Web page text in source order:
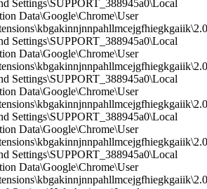
Settings\SUPPORT_388945a0\Local
Data\Google\Chrome\User
Settings\SUPPORT_388945a0\Local
Data\Google\Chrome\User
Settings\SUPPORT_388945a0\Local
Data\Google\Chrome\User
Settings\SUPPORT_388945a0\Local
Data\Google\Chrome\User
Settings\SUPPORT_388945a0\Local
Data\Google\Chrome\User